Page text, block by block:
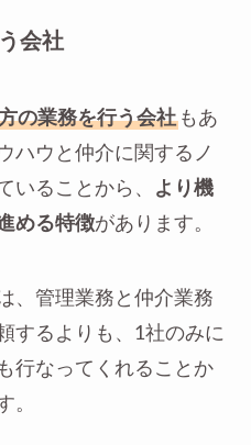
会社
の業務を行う会社もあ
ハウと仲介に関するノ
いることから、
より機
める特徴があります。
、管理業務と仲介業務
するよりも、1社のみに
行なってくれることか
。